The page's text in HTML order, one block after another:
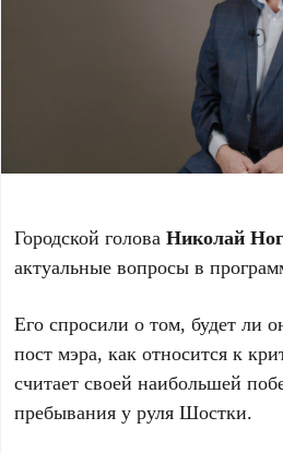
Городской головаНиколай
актуальные вопросы в
Его спросили о том, будет ли
пост мэра, как относится к
считает своей наибольшей
пребывания у руля Шостки.